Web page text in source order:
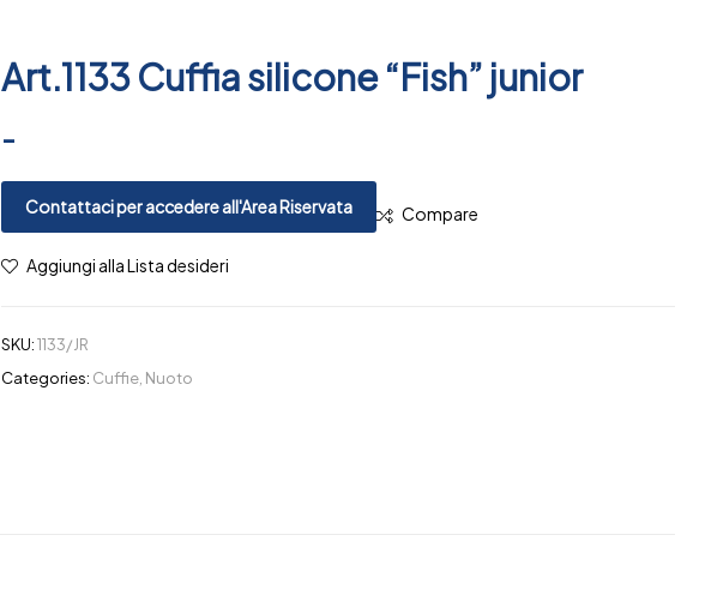
Art.1133 Cuffia silicone “Fish” junior
-
Contattaci per accedere all'Area Riservata Compare
Aggiungi alla Lista desideri
SKU:1133/JR
Categories: Cuffie, Nuoto